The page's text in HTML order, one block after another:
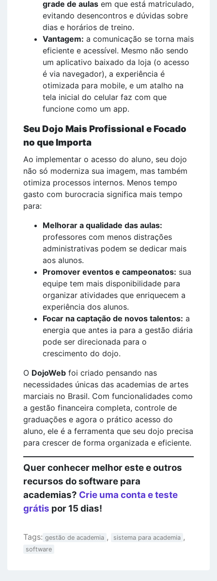
grade de aulas em que está matriculado,
evitando desencontros e dúvidas sobre
dias e horários de treino.
Vantagem: a comunicação se torna mais
eficiente e acessível. Mesmo não sendo
um aplicativo baixado da loja (o acesso
é via navegador), a experiência é
otimizada para mobile, e um atalho na
tela inicial do celular faz com que
funcione como um app.
Seu Dojo Mais Profissional e Focado
no que Importa
Ao implementar o acesso do aluno, seu dojo
não só moderniza sua imagem, mas também
otimiza processos internos. Menos tempo
gasto com burocracia significa mais tempo
para:
Melhorar a qualidade das aulas:
professores com menos distrações
administrativas podem se dedicar mais
aos alunos.
Promover eventos e campeonatos: sua
equipe tem mais disponibilidade para
organizar atividades que enriquecem a
experiência dos alunos.
Focar na captação de novos talentos: a
energia que antes ia para a gestão diária
pode ser direcionada para o
crescimento do dojo.
O DojoWeb foi criado pensando nas
necessidades únicas das academias de artes
marciais no Brasil. Com funcionalidades como
a gestão financeira completa, controle de
graduações e agora o prático acesso do
aluno, ele é a ferramenta que seu dojo precisa
para crescer de forma organizada e eficiente.
Quer conhecer melhor este e outros
recursos do software para
academias? Crie uma conta e teste
grátis por 15 dias!
Tags: gestão de academia , sistema para academia ,
software